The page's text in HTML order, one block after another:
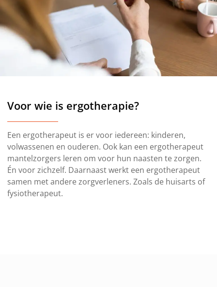
Voor wie is ergotherapie?
Een ergotherapeut is er voor iedereen: kinderen,
volwassenen en ouderen. Ook kan een ergotherapeut
mantelzorgers leren om voor hun naasten te zorgen.
Én voor zichzelf. Daarnaast werkt een ergotherapeut
samen met andere zorgverleners. Zoals de huisarts of
fysiotherapeut.